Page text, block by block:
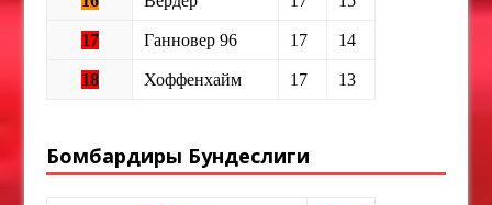
17 Ганновер 96 17 14
18 Хоффенхайм 17 13
Бомбардиры Бундеслиги